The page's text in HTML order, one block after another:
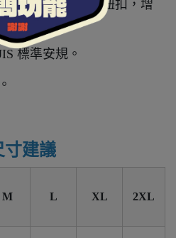
SHOEI 字樣的鈕扣，增
標準安規。
寸建議
M L XL 2XL